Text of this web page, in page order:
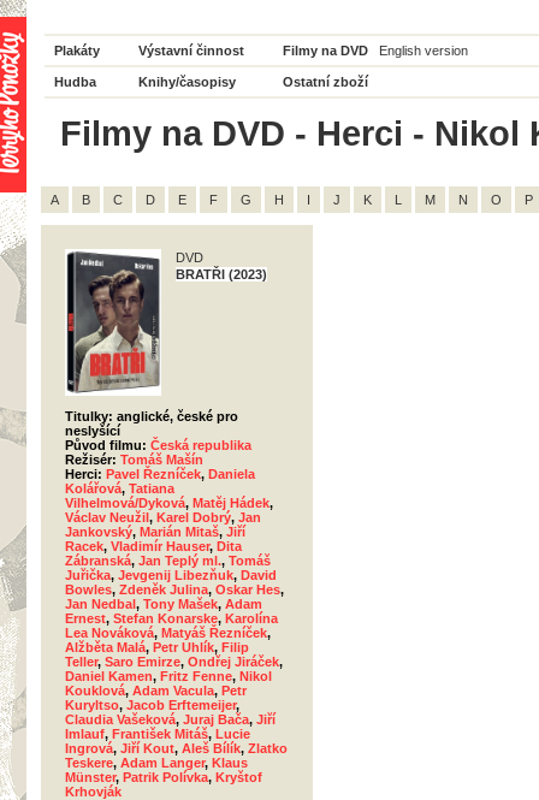
Plakáty Výstavní činnost Filmy na DVD English version
Hudba Knihy/časopisy Ostatní zboží
Filmy na DVD - Herci -
A B C D E F G H I J K L M N O P
DVD
BRATŘI (2023)
Titulky: anglické, české pro
neslyšící
Původ filmu: Česká republika
Režisér: Tomáš Mašín
Herci: Pavel Řezníček, Daniela
Kolářová, Tatiana
Vilhelmová/Dyková, Matěj Hádek,
Václav Neužil, Karel Dobrý, Jan
Jankovský, Marián Mitaš, Jiří
Racek, Vladimír Hauser, Dita
Zábranská, Jan Teplý ml., Tomáš
Juřička, Jevgenij Libezňuk, David
Bowles, Zdeněk Julina, Oskar Hes,
Jan Nedbal, Tony Mašek, Adam
Ernest, Stefan Konarske, Karolína
Lea Nováková, Matyáš Řezníček,
Alžběta Malá, Petr Uhlík, Filip
Teller, Saro Emirze, Ondřej Jiráček,
Daniel Kamen, Fritz Fenne, Nikol
Kouklová, Adam Vacula, Petr
Kuryltso, Jacob Erftemeijer,
Claudia Vašeková, Juraj Bača, Jiří
Imlauf, František Mitáš, Lucie
Ingrová, Jiří Kout, Aleš Bílík, Zlatko
Teskere, Adam Langer, Klaus
Münster, Patrik Polívka, Kryštof
Krhovják